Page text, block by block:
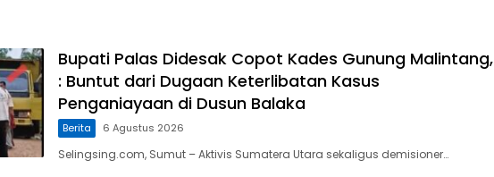
Bupati Palas Didesak Copot Kades Gunung Malintang,
: Buntut dari Dugaan Keterlibatan Kasus
Penganiayaan di Dusun Balaka
Berita 6 Agustus 2026
Selingsing.com, Sumut – Aktivis Sumatera Utara sekaligus demisioner…